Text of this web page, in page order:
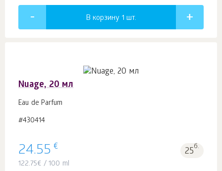
В корзину 1 шт.
Nuage, 20 мл
Eau de Parfum
#430414
24.55 € 25б.
122.75€ / 100 ml